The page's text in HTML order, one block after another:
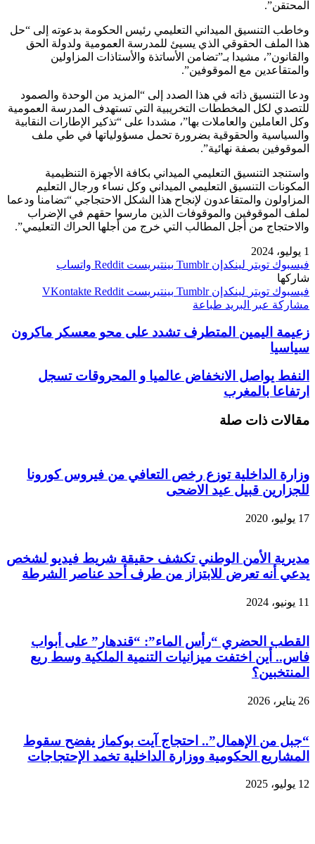
المحتقن”.
وخاطب التنسيق الميداني التعليمي رئيس الحكومة بدعوته إلى “حل
هذا الملف الحقوقي الذي يسيئ للمدرسة العمومية ولدولة الحق
والقانون”، مشيدا بـ”تضامن الأساتذة والأستاذات المزاولين
والمتقاعدين مع الموقوفين”.
ودعا التنسيق ذاته في هذا الصدد إلى “المزيد من الوحدة والصمود
للتصدي لكل المخططات التخريبية التي تستهدف المدرسة العمومية
وكل العاملين والعاملات بها”، مشددا على “تذكير الإطارات النقابية
والسياسية والحقوقية بضرورة تحمل مسؤولياتها في طي ملف
الموقوفين بصفة نهائية”.
واستنجد التنسيق التعليمي الميداني بكافة الأجهزة التنظيمية
المكونات التنسيق التعليمي الميداني وكل نساء ورجال التعليم
المزاولون والمتقاعدون لإنجاح هذا الشكل الاحتجاجي “تضامنا ودعما
لملف الموقوفين والموقوفات الذين مارسوا حقهم في الإضراب
والاحتجاج من أجل المطالب التي خرج من أجلها الحراك التعليمي”.
1 يوليو، 2024
فيسبوك تويتر لينكدإن بينتيريست
واتساب
شاركها
فيسبوك تويتر لينكدإن بينتيريست
مشاركة عبر البريد طباعة
زعيمة اليمين المتطرف تشدد على محو معسكر ماكرون
سياسيا
النفط يواصل الانخفاض عالميا و المحروقات تسجل
ارتفاعا بالمغرب
مقالات ذات صلة
وزارة الداخلية توزع رخص التعافي من فيروس كورونا
للجزارين قبيل عيد الاضحى
17 يوليو، 2020
مديرية الأمن الوطني تكشف حقيقة شريط فيديو لشخص
يدعي أنه تعرض للابتزاز من طرف أحد عناصر الشرطة
11 يونيو، 2024
القطب الحضري “رأس الماء”: “قندهار” على أبواب
فاس.. أين اختفت ميزانيات التنمية الملكية وسط ريع
المنتخبين؟
26 يناير، 2026
“جبل من الإهمال”.. احتجاج آيت بوكماز يفضح سقوط
المشاريع الحكومية ووزارة الداخلية تخمد الإحتجاجات
12 يوليو، 2025